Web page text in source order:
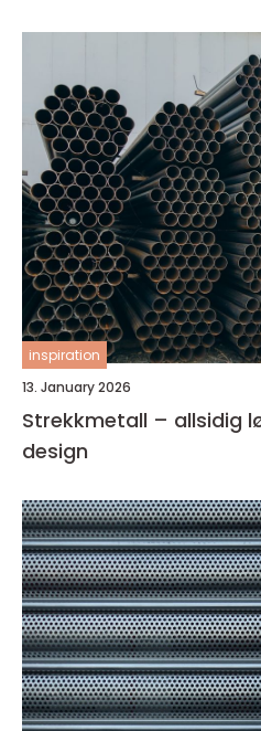
inspiration
13. January 2026
Strekkmetall – allsidig
design